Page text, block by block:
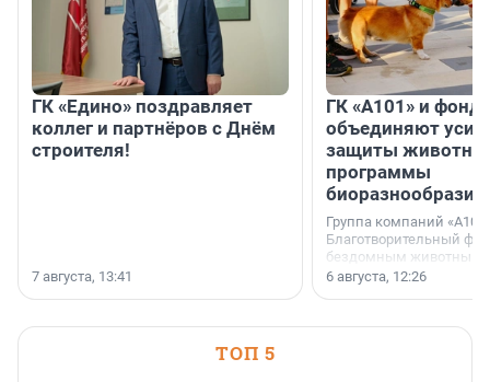
ГК «Едино» поздравляет
коллег и партнёров с Днём
строителя!
7 августа, 13:41
ГК «А101» и фонд
объединяют
защиты
программы
биоразнообразия
Группа компаний
Благотворительный
бездомным животным
заключили соглашение
6 августа, 12:26
ТОП 5